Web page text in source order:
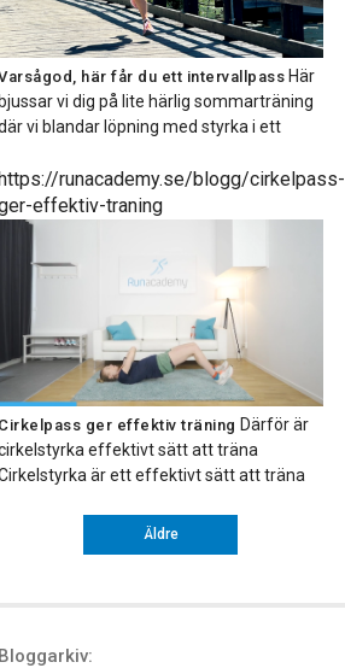
här får du ett intervallpass Här
bjussar vi dig på lite härlig sommarträning
vi blandar löpning med styrka i ett
ett par hörlurar så får du alla instruktioner
en smidig ljudfil. Hoppas du tar tillfället i
akt och testar på ett intervallpass med oss.
runacademy.se/blogg/cirkelpass-
effektiv-traning
Cirkelpass ger effektiv träning Därför är
effektivt sätt att träna
är ett effektivt sätt att träna
gör ett antal övningar efter varandra eller
med kort vila mellan varje övning. Fördelen
Äldre
Bloggarkiv: